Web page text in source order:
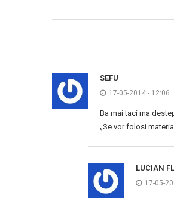
SEFU
17-05-2014 - 12:06
Ba mai taci ma
„Se vor folosi
LUCIAN
17-05-